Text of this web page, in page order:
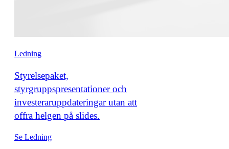
Ledning
Styrelsepaket,
styrgruppspresentationer och
investeraruppdateringar utan att
offra helgen på slides.
Se Ledning